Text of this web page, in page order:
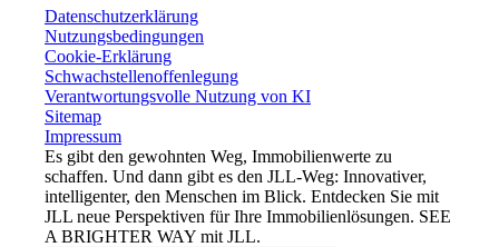
Datenschutzerklärung
Nutzungsbedingungen
Cookie-Erklärung
Schwachstellenoffenlegung
Verantwortungsvolle Nutzung von KI
Sitemap
Impressum​
Es gibt den gewohnten Weg, Immobilienwerte zu
schaffen. Und dann gibt es den JLL-Weg: Innovativer,
intelligenter, den Menschen im Blick. Entdecken Sie mit
JLL neue Perspektiven für Ihre Immobilienlösungen. SEE
A BRIGHTER WAY mit JLL.